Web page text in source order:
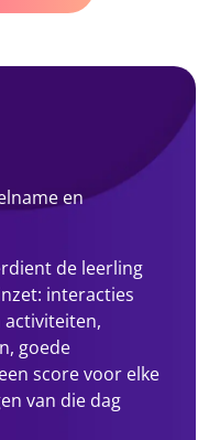
en
de leerling
interacties
activiteiten,
goede
score voor elke
van die dag